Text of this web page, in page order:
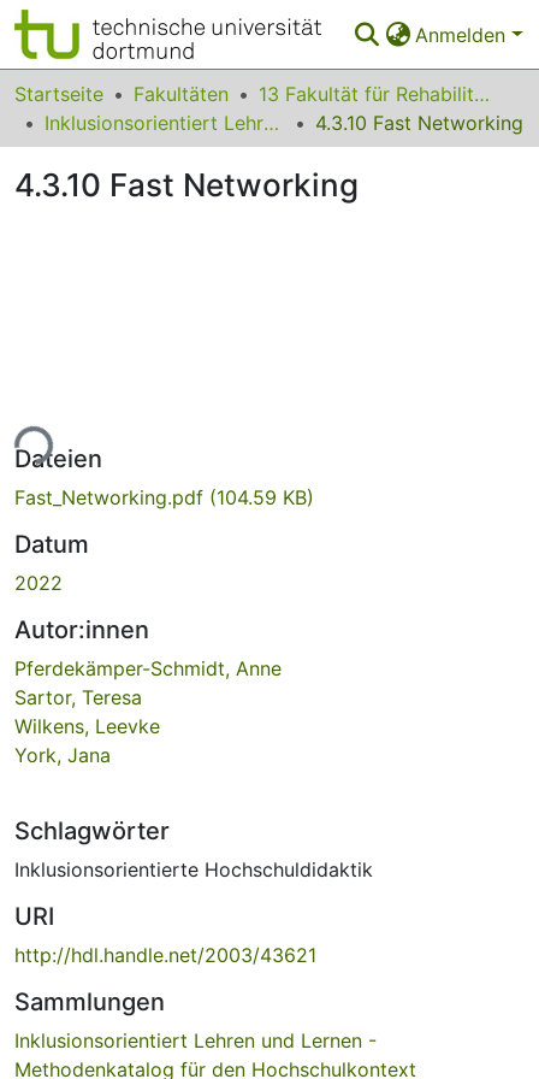
Anmelden
Bereiche & Sammlungen
Das gesamte Repositorium
Statistiken
Startseite Fakultäten
13 Fakultät für Rehabilitationswissenschaften
Inklusionsorientiert Lehren und Lernen - Methodenkatalog für den Hochschulkontext
4.3.10 Fast Networking
4.3.10 Fast Networking
Dateien
Fast_Networking.pdf (104.59 KB)
Datum
2022
Autor:innen
Pferdekämper-Schmidt, Anne
Sartor, Teresa
Wilkens, Leevke
York, Jana
Schlagwörter
Inklusionsorientierte Hochschuldidaktik
URI
http://hdl.handle.net/2003/43621
Sammlungen
Inklusionsorientiert Lehren und Lernen -
Methodenkatalog für den Hochschulkontext